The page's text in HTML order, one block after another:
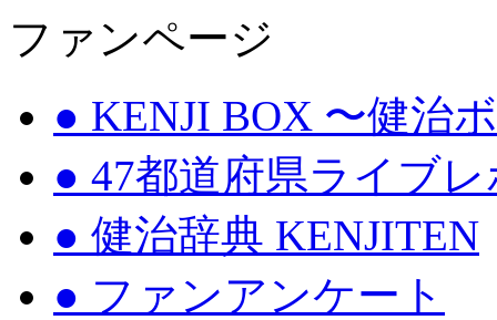
ファンページ
● KENJI BOX 〜健治
● 47都道府県ライブ
● 健治辞典 KENJITEN
● ファンアンケート